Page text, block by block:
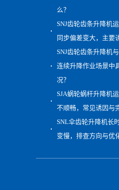
么？
SNJ齿轮齿条升降机
同步偏差变大，主要
SNJ齿轮齿条升降机
连续升降作业场景中
况？
SJA蜗轮蜗杆升降机
不顺畅，常见诱因与
SNL伞齿轮升降机长
变慢，排查方向与优